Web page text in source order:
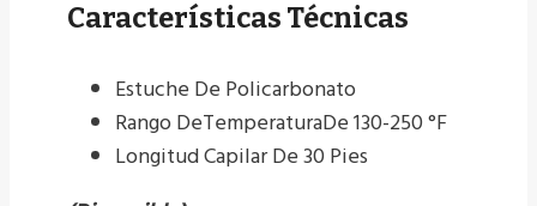
Características Técnicas
Estuche De Policarbonato
Rango DeTemperaturaDe 130-250 °F
Longitud Capilar De 30 Pies